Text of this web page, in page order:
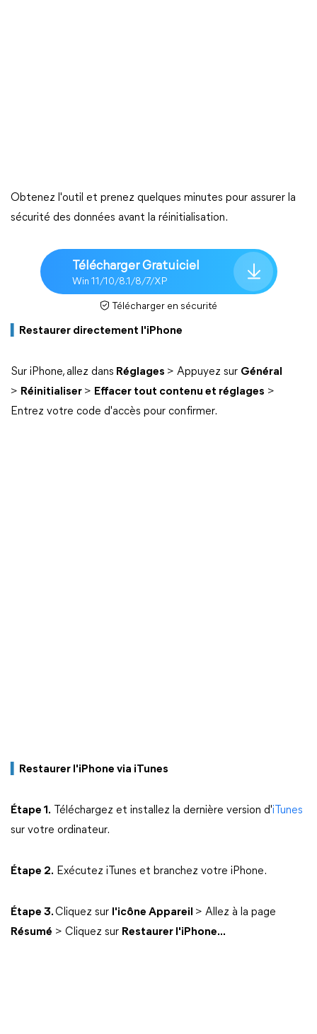
Obtenez l'outil et prenez quelques minutes pour assurer la
sécurité des données avant la réinitialisation.
Télécharger Gratuiciel
Win 11/10/8.1/8/7/XP
Télécharger en sécurité
Restaurer directement l'iPhone
Sur iPhone, allez dans Réglages > Appuyez sur Général
> Réinitialiser > Effacer tout contenu et réglages >
Entrez votre code d'accès pour confirmer.
Restaurer l'iPhone via iTunes
Étape 1. Téléchargez et installez la dernière version d'iTunes
sur votre ordinateur.
Étape 2. Exécutez iTunes et branchez votre iPhone.
Étape 3.Cliquez sur l'icône Appareil > Allez à la page
Résumé > Cliquez sur Restaurer l'iPhone...